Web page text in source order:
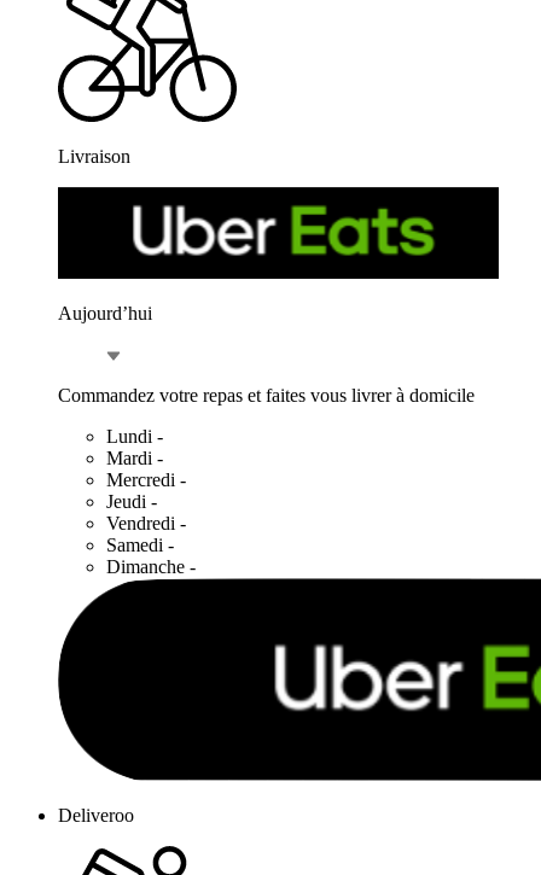
Livraison
Aujourd’hui
Commandez votre repas et faites vous livrer à domicile
Lundi -
Mardi -
Mercredi -
Jeudi -
Vendredi -
Samedi -
Dimanche -
Deliveroo